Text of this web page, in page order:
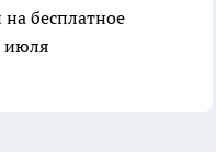
бесплатное
июля